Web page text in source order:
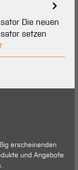
Die neuen
setzen
erscheinenden
und Angebote